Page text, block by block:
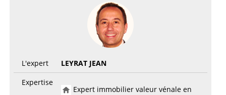
L'expert
LEYRAT JEAN
Expertise
Expert immobilier valeur vénale en